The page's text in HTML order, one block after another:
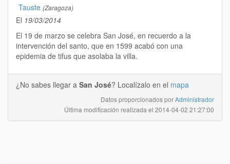
Tauste (Zaragoza)
El 19/03/2014
El 19 de marzo se celebra San José, en recuerdo a la
intervención del santo, que en 1599 acabó con una
epidemia de tifus que asolaba la villa.
¿No sabes llegar a San José? Localízalo en el mapa
Datos proporcionados porAdministrador
Última modificación realizada el 2014-04-02 21:27:00